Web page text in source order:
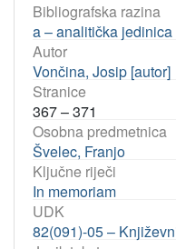
Bibliografska razina
a – analitička
Autor
Vončina, Josip [autor]
Stranice
367 – 371
Osobna predmetnica
Švelec, Franjo
Ključne riječi
In memoriam
UDK
82(091)-05 –